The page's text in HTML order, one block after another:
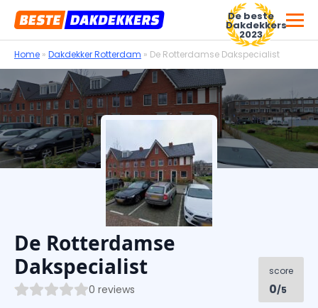
Voor dakdekkersbedrijven
De beste
Dakdekkers
2023
Home » Dakdekker Rotterdam » De Rotterdamse Dakspecialist
De Rotterdamse
Dakspecialist
0 reviews
score
0/5